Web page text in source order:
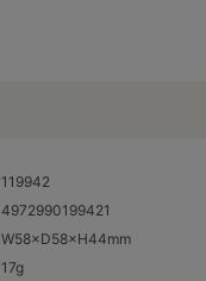
119942
4972990199421
W58×D58×H44mm
17g